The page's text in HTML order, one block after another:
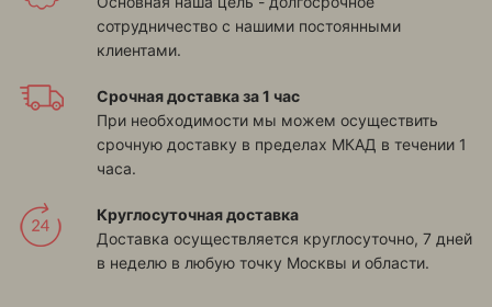
сотрудничество с нашими постоянными
клиентами.
Срочная доставка за 1 час
При необходимости мы можем осуществить
срочную доставку в пределах МКАД в течении 1
часа.
Круглосуточная доставка
Доставка осуществляется круглосуточно, 7 дней
в неделю в любую точку Москвы и области.